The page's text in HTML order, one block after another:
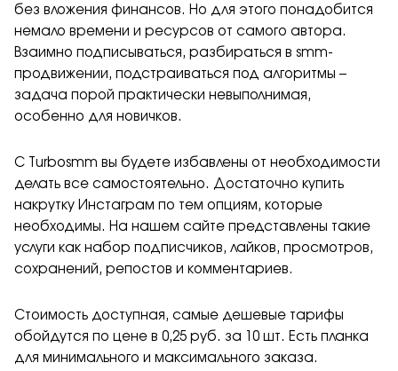
без вложения финансов. Но для этого понадобится
немало времени и ресурсов от самого автора.
Взаимно подписываться, разбираться в smm-
продвижении, подстраиваться под алгоритмы –
задача порой практически невыполнимая,
особенно для новичков.
С Turbosmm вы будете избавлены от необходимости
делать все самостоятельно. Достаточно купить
накрутку Инстаграм по тем опциям, которые
необходимы. На нашем сайте представлены такие
услуги как набор подписчиков, лайков, просмотров,
сохранений, репостов и комментариев.
Стоимость доступная, самые дешевые тарифы
обойдутся по цене в 0,25 руб. за 10 шт. Есть планка
для минимального и максимального заказа.